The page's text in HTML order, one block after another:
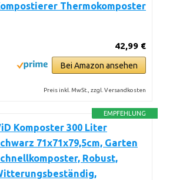
Thermokomposter
42,99 €
Bei Amazon ansehen
Preis inkl. MwSt., zzgl. Versandkosten
EMPFEHLUNG
Komposter 300 Liter
71x71x79,5cm, Garten
Robust,